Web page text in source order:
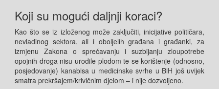
Koji su mogući daljnji koraci?
Kao što se iz izloženog može zaključiti, inicijative političara,
nevladinog sektora, ali i oboljelih građana i građanki, za
izmjenu Zakona o sprečavanju i suzbijanju zloupotrebe
opojnih droga nisu urodile plodom te se korištenje (odnosno,
posjedovanje) kanabisa u medicinske svrhe u BiH još uvijek
smatra prekršajem/krivičnim djelom – i nije dozvoljeno.